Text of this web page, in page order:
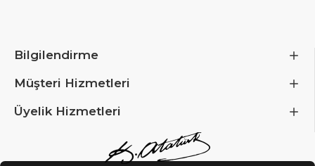
Bilgilendirme
Müşteri Hizmetleri
Üyelik Hizmetleri